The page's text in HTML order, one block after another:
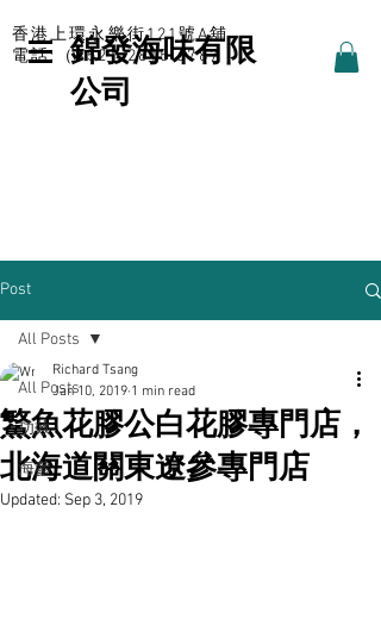
錦發海味有限
公司
香港上環永樂街121號A舖
電話:（852）2815 6787
Post
All Posts
功效
海參
All Posts
鰵魚花膠公白花膠專門店，
北海道關東遼參專門店
Richard Tsang
Jan 10, 2019 1 min read
Updated: Sep 3, 2019